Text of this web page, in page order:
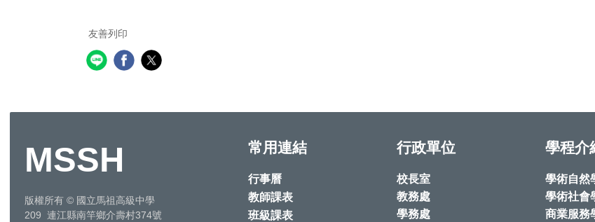
友善列印
MSSH
版權所有 © 國立馬祖高級中學
209 連江縣南竿鄉介壽村374號
常用連結
行事曆
教師課表
班級課表
行政單位
校長室
教務處
學務處
學程介
學術自然
學術社會
商業服務